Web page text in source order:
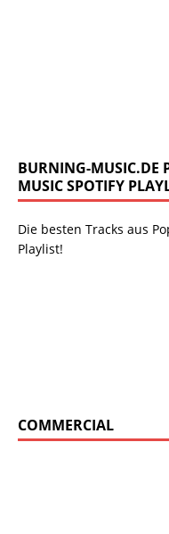
BURNING-MUSIC.DE
MUSIC SPOTIFY
Die besten Tracks aus
Playlist!
COMMERCIAL